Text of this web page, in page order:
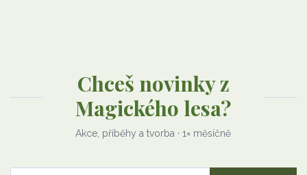
Chceš novinky z
Magického lesa?
Akce, příběhy a tvorba · 1× měsíčně